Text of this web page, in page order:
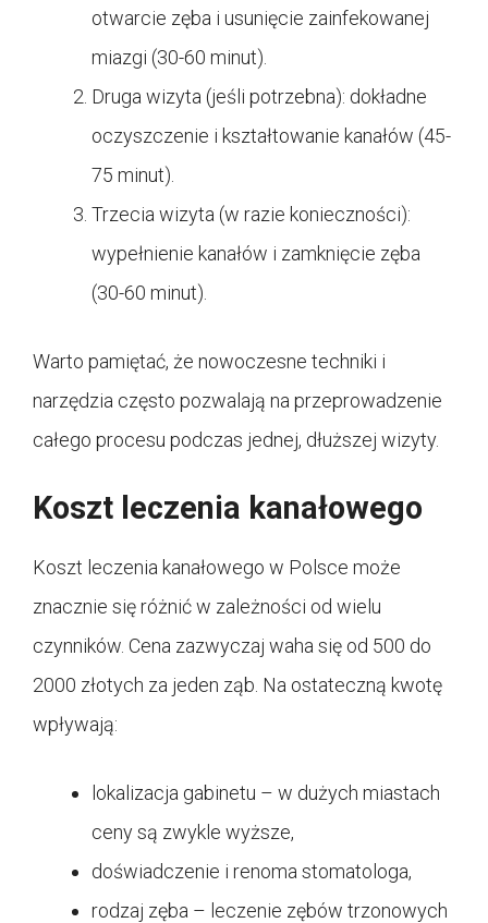
otwarcie zęba i usunięcie zainfekowanej
miazgi (30-60 minut).
Druga wizyta (jeśli potrzebna): dokładne
oczyszczenie i kształtowanie kanałów (45-
75 minut).
Trzecia wizyta (w razie konieczności):
wypełnienie kanałów i zamknięcie zęba
(30-60 minut).
Warto pamiętać, że nowoczesne techniki i
narzędzia często pozwalają na przeprowadzenie
całego procesu podczas jednej, dłuższej wizyty.
Koszt leczenia kanałowego
Koszt leczenia kanałowego w Polsce może
znacznie się różnić w zależności od wielu
czynników. Cena zazwyczaj waha się od 500 do
2000 złotych za jeden ząb. Na ostateczną kwotę
wpływają:
lokalizacja gabinetu – w dużych miastach
ceny są zwykle wyższe,
doświadczenie i renoma stomatologa,
rodzaj zęba – leczenie zębów trzonowych